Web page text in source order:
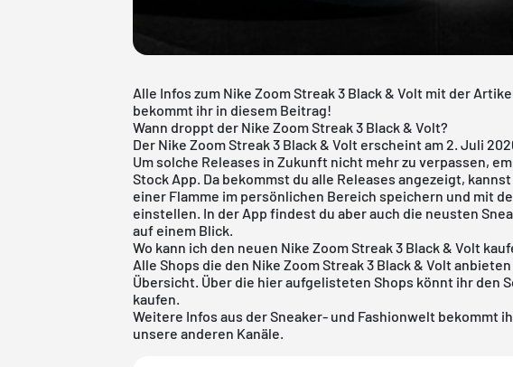
Alle Infos zum Nike Zoom Streak 3 Black & Volt mit der
bekommt ihr in diesem Beitrag!
Wann droppt der Nike Zoom Streak 3 Black & Volt?
Der Nike Zoom Streak 3 Black & Volt erscheint am 2. Juli
Um solche Releases in Zukunft nicht mehr zu verpassen,
Stock App . Da bekommst du alle Releases angezeigt,
einer Flamme im persönlichen Bereich speichern und mit
einstellen. In der App findest du aber auch die neusten
auf einem Blick.
Wo kann ich den neuen Nike Zoom Streak 3 Black & Volt
Alle Shops die den Nike Zoom Streak 3 Black & Volt
Übersicht. Über die hier aufgelisteten Shops könnt ihr den
kaufen.
Weitere Infos aus derSneaker- und Fashionwelt bekommt
unsere anderen Kanäle.